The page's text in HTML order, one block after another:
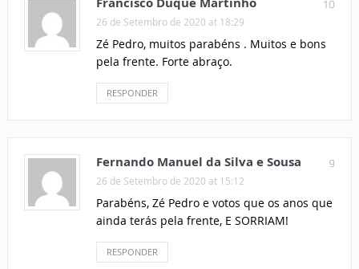
10
26 de Setembro de 2020 at 18:29
Zé Pedro, muitos parabéns . Muitos e bons
pela frente. Forte abraço.
RESPONDER
9
Fernando Manuel da Silva e Sousa
26 de Setembro de 2020 at 15:12
Parabéns, Zé Pedro e votos que os anos que
ainda terás pela frente, E SORRIAM!
RESPONDER